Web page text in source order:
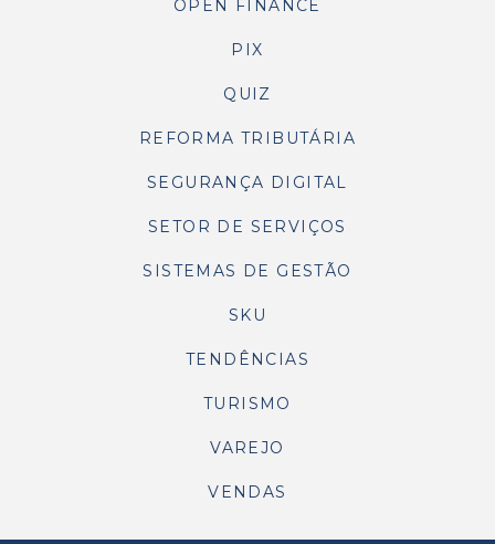
OPEN FINANCE
PIX
QUIZ
REFORMA TRIBUTÁRIA
SEGURANÇA DIGITAL
SETOR DE SERVIÇOS
SISTEMAS DE GESTÃO
SKU
TENDÊNCIAS
TURISMO
VAREJO
VENDAS